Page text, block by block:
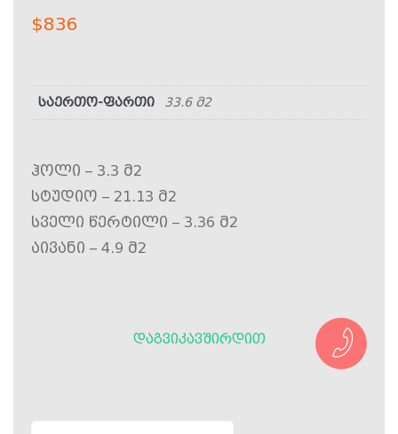
$836
საერთო-ფართი 33.6 მ2
ჰოლი – 3.3 მ2
სტუდიო – 21.13 მ2
სველი წერტილი – 3.36 მ2
აივანი – 4.9 მ2
ᲓᲐᲒᲕᲘᲙᲐᲕᲨᲘᲠᲓᲘᲗ